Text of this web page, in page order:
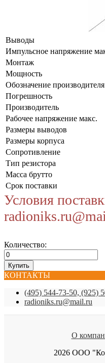
Выводы
Импульсное напряжение
Монтаж
Мощность
Обозначение производителя
Погрешность
Производитель
Рабочее напряжение макс.
Размеры выводов
Размеры корпуса
Сопротивление
Тип резистора
Масса брутто
Срок поставки
Условия
Количество:
КОНТАКТЫ
(495) 544-73-50, (925)
radioniks.ru@mail.ru
О
2026 ООО